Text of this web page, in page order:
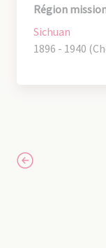
Région
Sichuan
1896 - 1940